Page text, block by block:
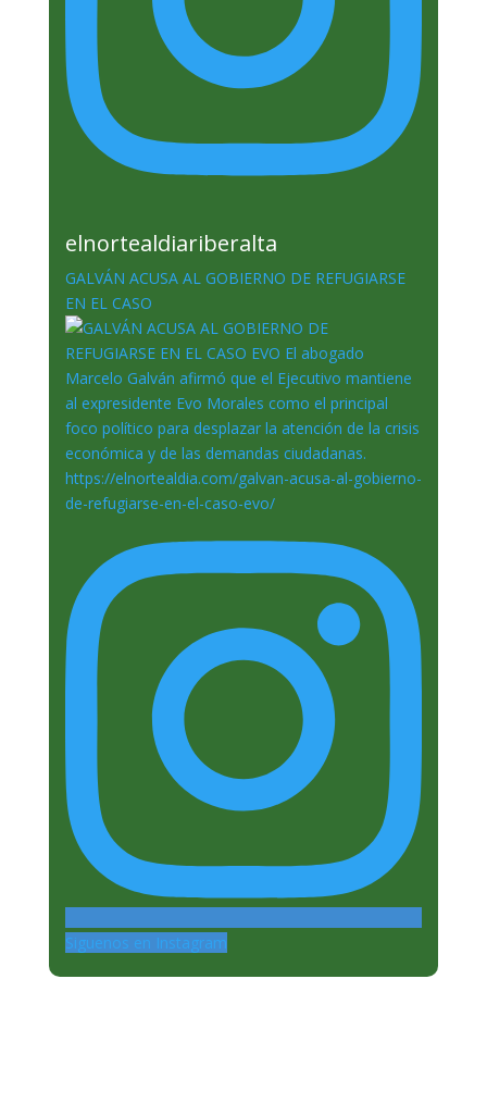
elnortealdiariberalta
GALVÁN ACUSA AL GOBIERNO DE REFUGIARSE
EN EL CASO
Siguenos en Instagram